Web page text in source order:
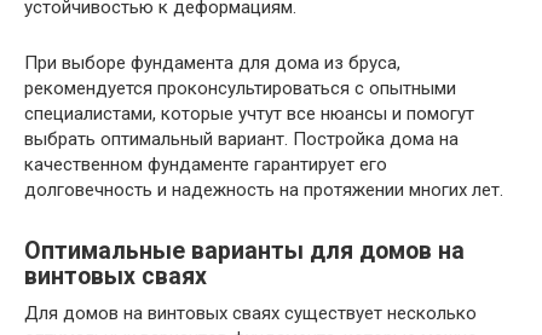
устойчивостью к деформациям.
При выборе фундамента для дома из бруса,
рекомендуется проконсультироваться с опытными
специалистами, которые учтут все нюансы и помогут
выбрать оптимальный вариант. Постройка дома на
качественном фундаменте гарантирует его
долговечность и надежность на протяжении многих лет.
Оптимальные варианты для домов на
винтовых сваях
Для домов на винтовых сваях существует несколько